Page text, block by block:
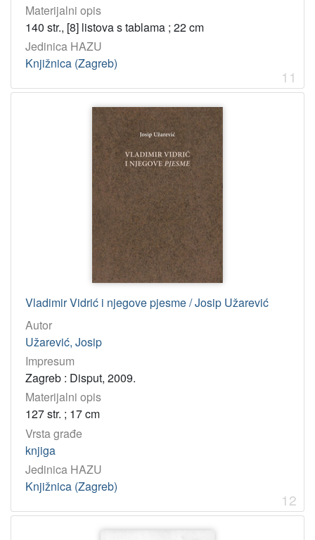
Materijalni opis
140 str., [8] listova s tablama ; 22 cm
Jedinica HAZU
Knjižnica (Zagreb)
11
Vladimir Vidrić i njegove pjesme / Josip Užarević
Autor
Užarević, Josip
Impresum
Zagreb : Disput, 2009.
Materijalni opis
127 str. ; 17 cm
Vrsta građe
knjiga
Jedinica HAZU
Knjižnica (Zagreb)
12